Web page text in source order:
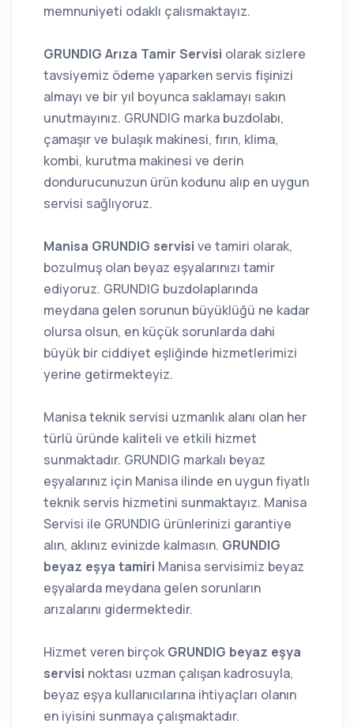
memnuniyeti odaklı çalısmaktayız.
GRUNDIG Arıza Tamir Servisi olarak sizlere
tavsiyemiz ödeme yaparken servis fişinizi
almayı ve bir yıl boyunca saklamayı sakın
unutmayınız. GRUNDIG marka buzdolabı,
çamaşır ve bulaşık makinesi, fırın, klima,
kombi, kurutma makinesi ve derin
dondurucunuzun ürün kodunu alıp en uygun
servisi sağlıyoruz.
Manisa GRUNDIG servisi ve tamiri olarak,
bozulmuş olan beyaz eşyalarınızı tamir
ediyoruz. GRUNDIG buzdolaplarında
meydana gelen sorunun büyüklüğü ne kadar
olursa olsun, en küçük sorunlarda dahi
büyük bir ciddiyet eşliğinde hizmetlerimizi
yerine getirmekteyiz.
Manisa teknik servisi uzmanlık alanı olan her
türlü üründe kaliteli ve etkili hizmet
sunmaktadır. GRUNDIG markalı beyaz
eşyalarınız için Manisa ilinde en uygun fiyatlı
teknik servis hizmetini sunmaktayız. Manisa
Servisi ile GRUNDIG ürünlerinizi garantiye
alın, aklınız evinizde kalmasın. GRUNDIG
beyaz eşya tamiri Manisa servisimiz beyaz
eşyalarda meydana gelen sorunların
arızalarını gidermektedir.
Hizmet veren birçok GRUNDIG beyaz eşya
servisi noktası uzman çalışan kadrosuyla,
beyaz eşya kullanıcılarına ihtiyaçları olanın
en iyisini sunmaya çalışmaktadır.